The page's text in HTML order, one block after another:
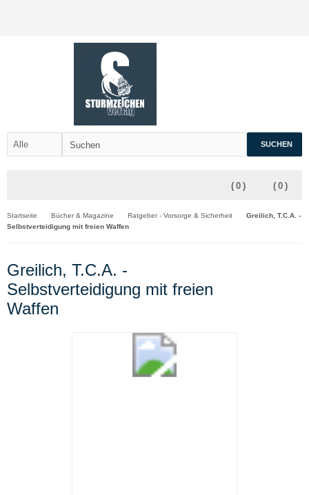
SUCHEN
( 0 )
( 0 )
Startseite Bücher & Magazine Ratgeber - Vorsorge & Sicherheit
Greilich, T.C.A. -
Selbstverteidigung mit freien Waffen
Greilich, T.C.A. -
Selbstverteidigung mit freien
Waffen